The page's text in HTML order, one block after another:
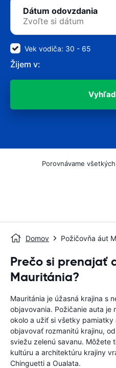
Dátum odovzdania
Vek vodiča: 30 - 65
Žijem v:
Porovnávame
Domov Požičovňa áut
Prečo si prenajať
Mauritánia?
Mauritánia je úžasná krajina s
objavovania. Požičanie auta je
okolo a užiť si všetky
objavovať rozmanitú krajinu,
sviežu zelenú savanu. Môžete
kultúru a architektúru krajiny
Chinguetti a Oualata.